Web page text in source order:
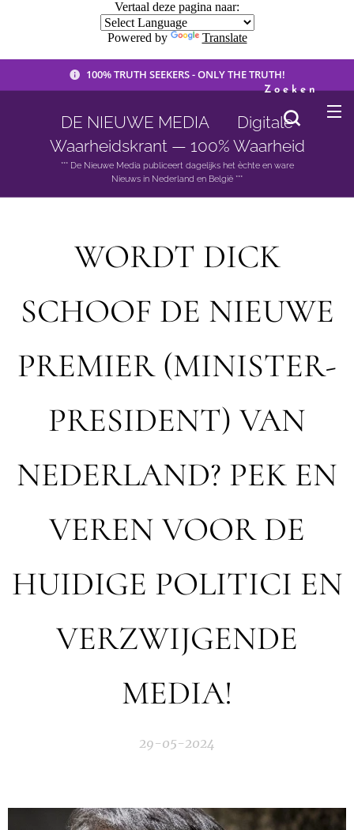
Vertaal deze pagina naar:
Powered by Translate
100% TRUTH SEEKERS - ONLY THE TRUTH!
DE NIEUWE MEDIA 🟣 Digitale
Waarheidskrant — 100% Waarheid
*** De Nieuwe Media publiceert dagelijks het èchte en ware
Nieuws in Nederland en België ***
Zoeken
WORDT DICK
SCHOOF DE NIEUWE
PREMIER (MINISTER-
PRESIDENT) VAN
NEDERLAND? PEK EN
VEREN VOOR DE
HUIDIGE POLITICI EN
VERZWIJGENDE
MEDIA!
29-05-2024